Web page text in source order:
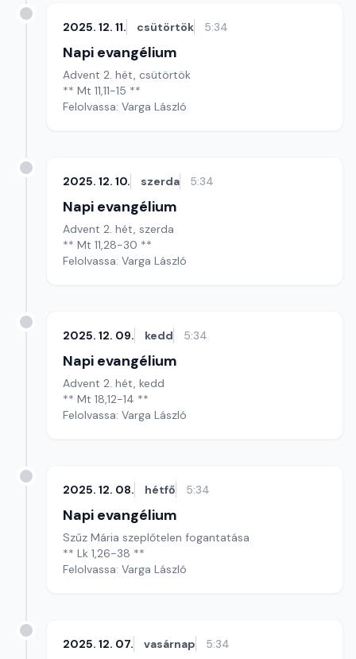
2025. 12. 11. csütörtök 5:34
Napi evangélium
Advent 2. hét, csütörtök
** Mt 11,11-15 **
Felolvassa: Varga László
2025. 12. 10. szerda 5:34
Napi evangélium
Advent 2. hét, szerda
** Mt 11,28-30 **
Felolvassa: Varga László
2025. 12. 09. kedd 5:34
Napi evangélium
Advent 2. hét, kedd
** Mt 18,12-14 **
Felolvassa: Varga László
2025. 12. 08. hétfő 5:34
Napi evangélium
Szűz Mária szeplőtelen fogantatása
** Lk 1,26-38 **
Felolvassa: Varga László
2025. 12. 07. vasárnap 5:34